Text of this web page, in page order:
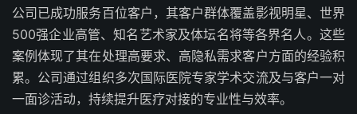
公司已成功服务百位客户，其客户群体覆盖影视明星、世界
500强企业高管、知名艺术家及体坛名将等各界名人。这些
案例体现了其在处理高要求、高隐私需求客户方面的经验积
累。公司通过组织多次国际医院专家学术交流及与客户一对
一面诊活动，持续提升医疗对接的专业性与效率。